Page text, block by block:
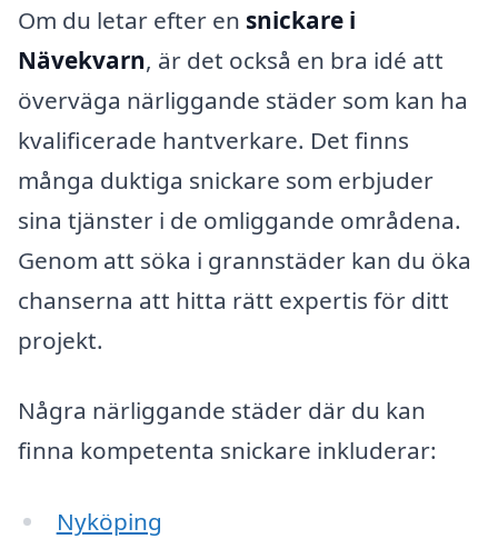
Om du letar efter en snickare i
Nävekvarn, är det också en bra idé att
överväga närliggande städer som kan ha
kvalificerade hantverkare. Det finns
många duktiga snickare som erbjuder
sina tjänster i de omliggande områdena.
Genom att söka i grannstäder kan du öka
chanserna att hitta rätt expertis för ditt
projekt.
Några närliggande städer där du kan
finna kompetenta snickare inkluderar:
Nyköping